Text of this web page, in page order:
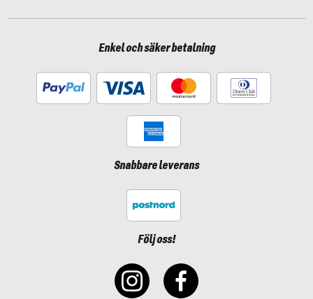
Enkel och säker betalning
Snabbare leverans
Följ oss!